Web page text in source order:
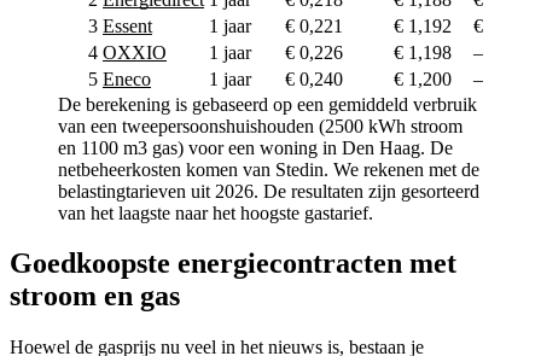
3 Essent 1 jaar € 0,221 € 1,192
€ 100,-
4 OXXIO 1 jaar € 0,226 € 1,198
–
5 Eneco 1 jaar € 0,240 € 1,200
–
De berekening is gebaseerd op een gemiddeld verbruik
van een tweepersoonshuishouden (2500 kWh stroom
en 1100 m3 gas) voor een woning in Den Haag. De
netbeheerkosten komen van Stedin. We rekenen met de
belastingtarieven uit 2026. De resultaten zijn gesorteerd
van het laagste naar het hoogste gastarief.
Goedkoopste energiecontracten met
stroom en gas
Hoewel de gasprijs nu veel in het nieuws is, bestaan je